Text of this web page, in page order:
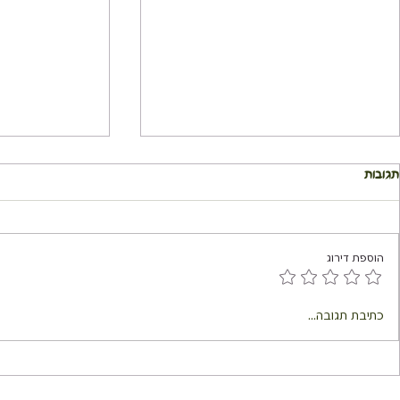
מלפפונים בייבי מוחמצים
תגובות
הוספת דירוג
כתיבת תגובה...